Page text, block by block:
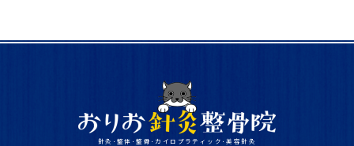
針灸･整体･整骨･カイロプラティック･美容針灸